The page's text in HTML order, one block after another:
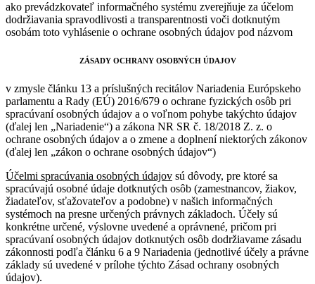
ako prevádzkovateľ informačného systému zverejňuje za účelom
dodržiavania spravodlivosti a transparentnosti voči dotknutým
osobám toto vyhlásenie o ochrane osobných údajov pod názvom
ZÁSADY OCHRANY OSOBNÝCH ÚDAJOV
v zmysle článku 13 a príslušných recitálov Nariadenia Európskeho
parlamentu a Rady (EÚ) 2016/679 o ochrane fyzických osôb pri
spracúvaní osobných údajov a o voľnom pohybe takýchto údajov
(ďalej len „Nariadenie“) a zákona NR SR č. 18/2018 Z. z. o
ochrane osobných údajov a o zmene a doplnení niektorých zákonov
(ďalej len „zákon o ochrane osobných údajov“)
Účelmi spracúvania osobných údajov sú dôvody, pre ktoré sa
spracúvajú osobné údaje dotknutých osôb (zamestnancov, žiakov,
žiadateľov, sťažovateľov a podobne) v našich informačných
systémoch na presne určených právnych základoch. Účely sú
konkrétne určené, výslovne uvedené a oprávnené, pričom pri
spracúvaní osobných údajov dotknutých osôb dodržiavame zásadu
zákonnosti podľa článku 6 a 9 Nariadenia (jednotlivé účely a právne
základy sú uvedené v prílohe týchto Zásad ochrany osobných
údajov).